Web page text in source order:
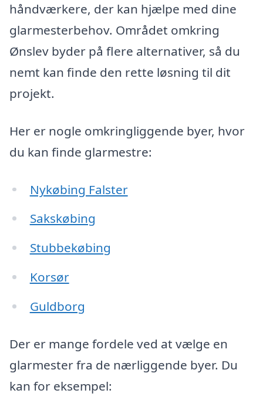
håndværkere, der kan hjælpe med dine
glarmesterbehov. Området omkring
Ønslev byder på flere alternativer, så du
nemt kan finde den rette løsning til dit
projekt.
Her er nogle omkringliggende byer, hvor
du kan finde glarmestre:
Nykøbing Falster
Sakskøbing
Stubbekøbing
Korsør
Guldborg
Der er mange fordele ved at vælge en
glarmester fra de nærliggende byer. Du
kan for eksempel: